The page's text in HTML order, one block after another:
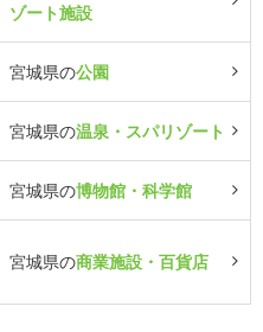
ゾート施設
宮城県の公園
宮城県の温泉・スパリゾート
宮城県の博物館・科学館
宮城県の商業施設・百貨店